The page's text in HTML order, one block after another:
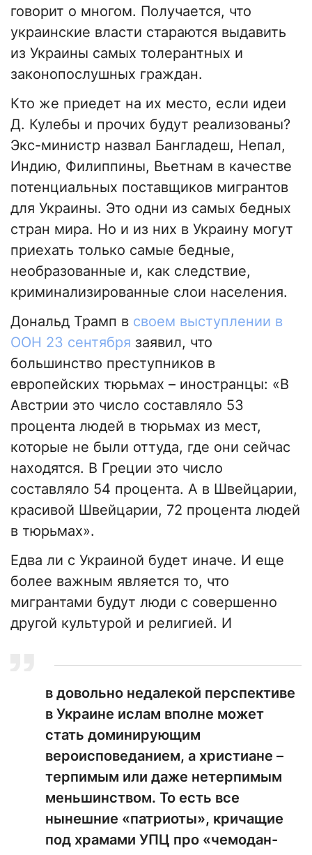
говорит о многом. Получается, что
украинские власти стараются выдавить
из Украины самых толерантных и
законопослушных граждан.
Кто же приедет на их место, если идеи
Д. Кулебы и прочих будут реализованы?
Экс-министр назвал Бангладеш, Непал,
Индию, Филиппины, Вьетнам в качестве
потенциальных поставщиков мигрантов
для Украины. Это одни из самых бедных
стран мира. Но и из них в Украину могут
приехать только самые бедные,
необразованные и, как следствие,
криминализированные слои населения.
Дональд Трамп в своем выступлении в
ООН 23 сентября заявил, что
большинство преступников в
европейских тюрьмах – иностранцы: «В
Австрии это число составляло 53
процента людей в тюрьмах из мест,
которые не были оттуда, где они сейчас
находятся. В Греции это число
составляло 54 процента. А в Швейцарии,
красивой Швейцарии, 72 процента людей
в тюрьмах».
Едва ли с Украиной будет иначе. И еще
более важным является то, что
мигрантами будут люди с совершенно
другой культурой и религией. И
в довольно недалекой перспективе
в Украине ислам вполне может
стать доминирующим
вероисповеданием, а христиане –
терпимым или даже нетерпимым
меньшинством. То есть все
нынешние «патриоты», кричащие
под храмами УПЦ про «чемодан-